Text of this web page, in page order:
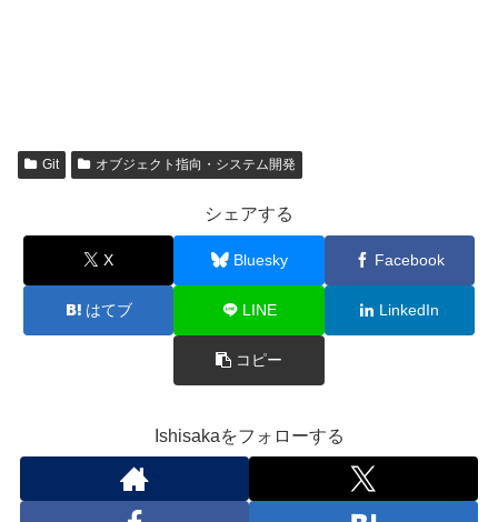
Git オブジェクト指向・システム開発
シェアする
X Bluesky Facebook
はてブ LINE LinkedIn
コピー
Ishisakaをフォローする